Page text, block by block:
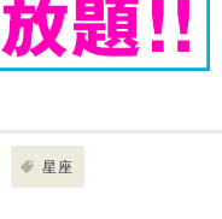
星座